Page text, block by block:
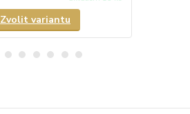
Zvolit variantu